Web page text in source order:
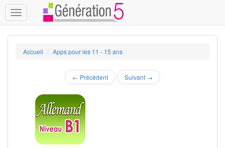
Toggle
navigation
Accueil Apps pour les 11 - 15 ans
← Précédent Suivant →